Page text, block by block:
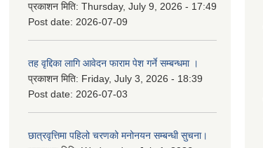
प्रकाशन मिति: Thursday, July 9, 2026 - 17:49
Post date: 2026-07-09
तह वृद्दिका लागि आवेदन फाराम पेश गर्ने सम्बन्धमा ।
प्रकाशन मिति: Friday, July 3, 2026 - 18:39
Post date: 2026-07-03
छात्रवृत्तिमा पहिलो चरणको मनोनयन सम्बन्धी सुचना।